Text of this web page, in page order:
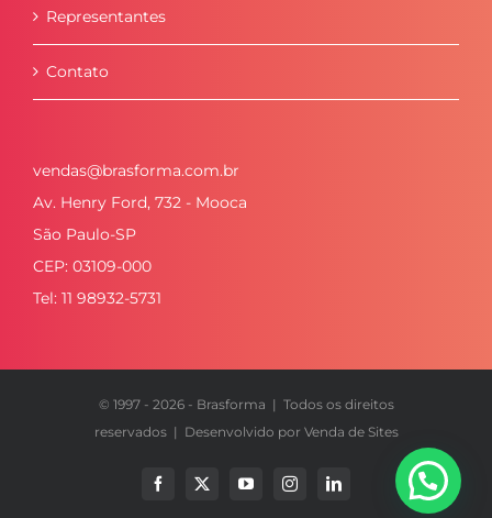
Representantes
Contato
vendas@brasforma.com.br
Av. Henry Ford, 732 - Mooca
São Paulo-SP
CEP: 03109-000
Tel: 11 98932-5731
© 1997 - 2026 - Brasforma | Todos os direitos
reservados | Desenvolvido por Venda de Sites
Facebook
X YouTubeInstagramLinkedIn